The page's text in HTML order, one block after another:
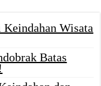
Wisata
Batas